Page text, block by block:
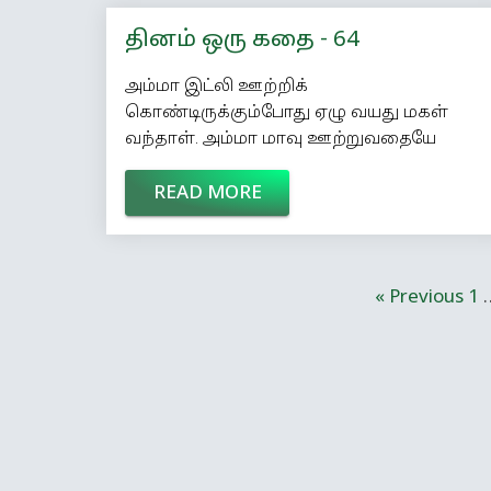
தினம் ஒரு கதை - 64
அம்மா இட்லி ஊற்றிக்
கொண்டிருக்கும்போது ஏழு வயது மகள்
வந்தாள். அம்மா மாவு ஊற்றுவதையே
வேடிக்கை பார்த்துவிட்டுக் கேட்டாள். ‘‘அம்மா,
என்ன பண்றீங்க?’’ ‘‘பார்த்தா தெரியலையா.
இட்லி தட்டுல மாவு ஊத்துறேன்!’’ ‘‘இட்லி
ஊற்றி சூடாக்கினா இந்த நீராவி வந்து
READ MORE
« Previous 1